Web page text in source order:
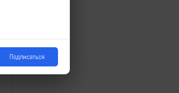
Подписаться